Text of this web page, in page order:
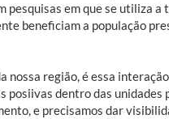
pesquisas em que se utiliza
beneficiam a população
nossa região, é essa
posiivas dentro das unidades
e precisamos dar